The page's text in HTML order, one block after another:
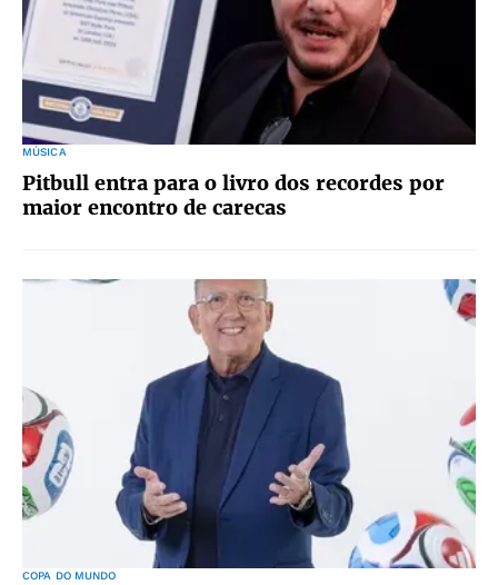
MÚSICA
Pitbull entra para o livro dos recordes por
maior encontro de carecas
COPA DO MUNDO